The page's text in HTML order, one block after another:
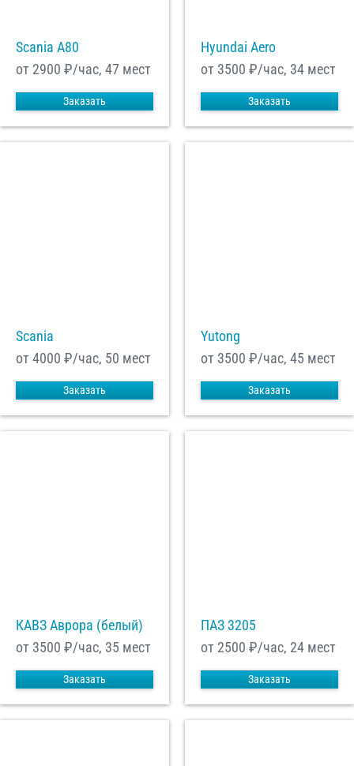
Scania A80
от 2900 ₽/час, 47 мест
Заказать
Hyundai Aero
от 3500 ₽/час, 34 мест
Заказать
Scania
от 4000 ₽/час, 50 мест
Заказать
Yutong
от 3500 ₽/час, 45 мест
Заказать
КАВЗ Аврора (белый)
от 3500 ₽/час, 35 мест
Заказать
ПАЗ 3205
от 2500 ₽/час, 24 мест
Заказать